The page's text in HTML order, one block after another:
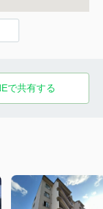
で共有する